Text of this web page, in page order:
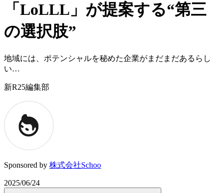
「LoLLL」が提案する“第三
の選択肢”
地域には、ポテンシャルを秘めた企業がまだまだあるらし
い…
新R25編集部
Sponsored by 株式会社Schoo
2025/06/24